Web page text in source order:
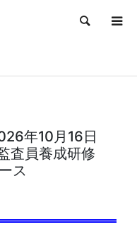
検索
年10月16日
査員養成研修
ス